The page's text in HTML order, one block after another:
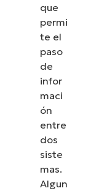
que
permi
te el
paso
de
infor
maci
ón
entre
dos
siste
mas.
Algun